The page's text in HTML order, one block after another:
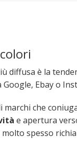
diffusa è la
Google, Ebay o
marchi che
e apertura
spesso